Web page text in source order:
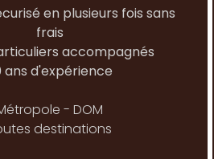
en plusieurs fois sans
frais
accompagnés
ans d'expérience
- DOM
destinations